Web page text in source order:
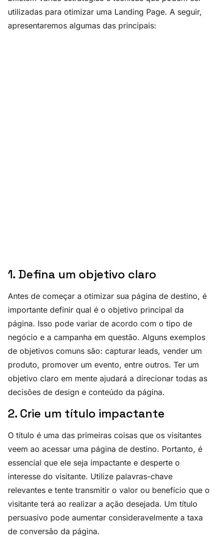
utilizadas para otimizar uma Landing Page. A seguir,
apresentaremos algumas das principais:
1. Defina um objetivo claro
Antes de começar a otimizar sua página de destino, é
importante definir qual é o objetivo principal da
página. Isso pode variar de acordo com o tipo de
negócio e a campanha em questão. Alguns exemplos
de objetivos comuns são: capturar leads, vender um
produto, promover um evento, entre outros. Ter um
objetivo claro em mente ajudará a direcionar todas as
decisões de design e conteúdo da página.
2. Crie um título impactante
O título é uma das primeiras coisas que os visitantes
veem ao acessar uma página de destino. Portanto, é
essencial que ele seja impactante e desperte o
interesse do visitante. Utilize palavras-chave
relevantes e tente transmitir o valor ou benefício que o
visitante terá ao realizar a ação desejada. Um título
persuasivo pode aumentar consideravelmente a taxa
de conversão da página.